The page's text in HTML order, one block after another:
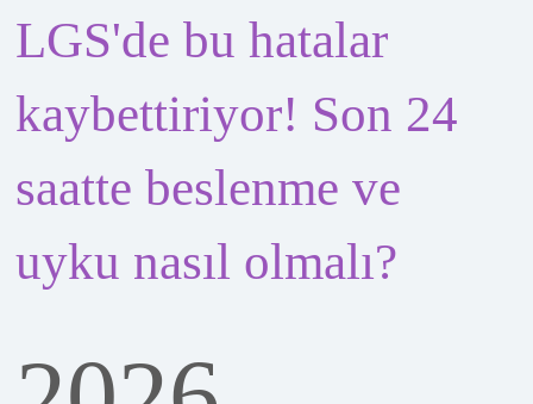
kaybettiriyor! Son 24
saatte beslenme ve
uyku nasıl olmalı?
2026